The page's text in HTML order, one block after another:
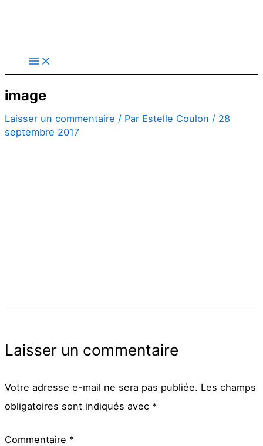
image
Laisser un commentaire / Par Estelle Coulon / 28
septembre 2017
Laisser un commentaire
Votre adresse e-mail ne sera pas publiée. Les champs
obligatoires sont indiqués avec *
Commentaire *